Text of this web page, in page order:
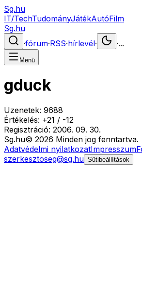
Sg.hu
IT/TechTudományJátékAutóFilm
Sg.hu
·fórum·RSS·hírlevél· ·...
Menü
gduck
Üzenetek: 9688
Értékelés: +21 / -12
Regisztráció: 2006. 09. 30.
Sg.hu© 2026 Minden jog fenntartva.
Adatvédelmi nyilatkozatImpresszum
szerkesztoseg@sg.hu Sütibeállítások